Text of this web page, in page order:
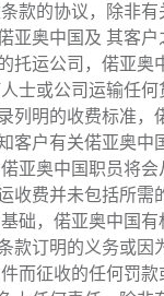
款的协议，除非
亚奥中国及 其客户
托运公司，偌亚
士或公司运输任何
列明的收费标准，
客户有关偌亚奥
亚奥中国职员将
收费并未包括所
础，偌亚奥中国
款订明的义务或
而征收的任何罚